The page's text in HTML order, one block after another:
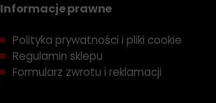
Informacje prawne
Polityka prywatności i pliki cookie
Regulamin sklepu
Formularz zwrotu i reklamacji